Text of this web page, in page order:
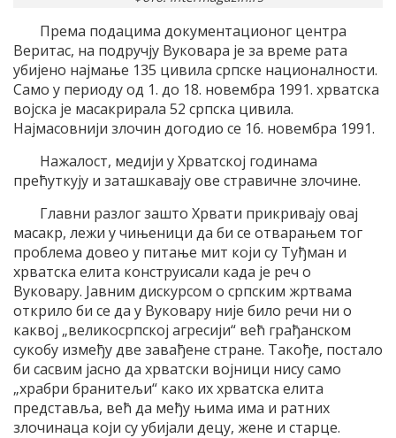
Према подацима документационог центра
Веритас, на подручју Вуковара је за време рата
убијено најмање 135 цивила српске националности.
Само у периоду од 1. до 18. новембра 1991. хрватска
војска је масакрирала 52 српска цивила.
Најмасовнији злочин догодио се 16. новембра 1991.
Нажалост, медији у Хрватској годинама
прећуткују и заташкавају ове стравичне злочине.
Главни разлог зашто Хрвати прикривају овај
масакр, лежи у чињеници да би се отварањем тог
проблема довео у питање мит који су Туђман и
хрватска елита конструисали када је реч о
Вуковару. Јавним дискурсом о српским жртвама
открило би се да у Вуковару није било речи ни о
каквој „великосрпској агресији“ већ грађанском
сукобу између две завађене стране. Такође, постало
би сасвим јасно да хрватски војници нису само
„храбри бранитељи“ како их хрватска елита
представља, већ да међу њима има и ратних
злочинаца који су убијали децу, жене и старце.